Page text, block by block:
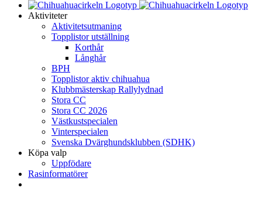
Aktiviteter
Aktivitetsutmaning
Topplistor utställning
Korthår
Långhår
BPH
Topplistor aktiv chihuahua
Klubbmästerskap Rallylydnad
Stora CC
Stora CC 2026
Västkustspecialen
Vinterspecialen
Svenska Dvärghundsklubben (SDHK)
Köpa valp
Uppfödare
Rasinformatörer